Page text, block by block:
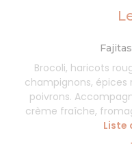
Brocoli, haricots
champignons, épices
poivrons.
crème fraîche,
Liste